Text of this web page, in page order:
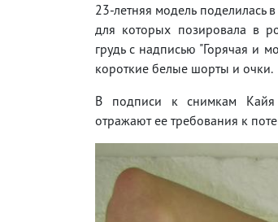
23-летняя модель поделилась
для которых позировала в
грудь с надписью "Горячая и
короткие белые шорты и очки.
В подписи к снимкам Кайя
отражают ее требования к